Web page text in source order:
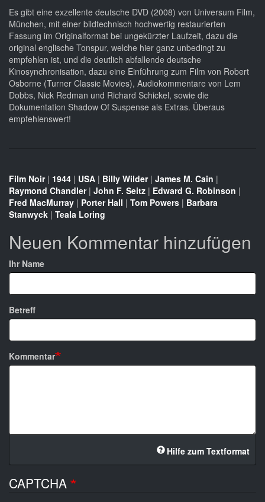
Es gibt eine exzellente deutsche DVD (2008) von Universum Film,
München, mit einer bildtechnisch hochwertig restaurierten
Fassung im Originalformat bei ungekürzter Laufzeit, dazu die
original englische Tonspur, welche hier ganz unbedingt zu
empfehlen ist, und die deutlich abfallende deutsche
Kinosynchronisation, dazu eine Einführung zum Film von Robert
Osborne (Turner Classic Movies), Audiokommentare von Lem
Dobbs, Nick Redman und Richard Schickel, sowie die
Dokumentation Shadow Of Suspense als Extras. Überaus
empfehlenswert!
Film Noir| 1944 | USA | Billy Wilder| James M. Cain |
Raymond Chandler| John F. Seitz | Edward G. Robinson |
Fred MacMurray | Porter Hall | Tom Powers | Barbara
Stanwyck | Teala Loring
Neuen Kommentar hinzufügen
Ihr Name
Betreff
Kommentar
Hilfe zum Textformat
CAPTCHA